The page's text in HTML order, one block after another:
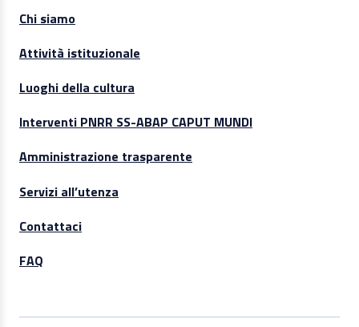
Chi siamo
Attività istituzionale
Luoghi della cultura
Interventi PNRR SS-ABAP CAPUT MUNDI
Amministrazione trasparente
Servizi all’utenza
Contattaci
FAQ